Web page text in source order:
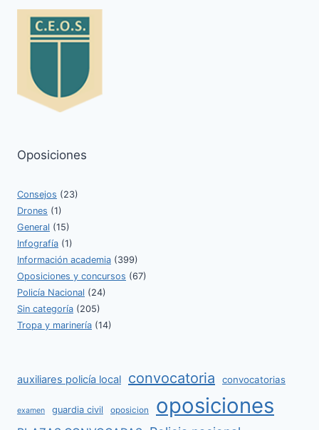
Oposiciones
Consejos (23)
Drones (1)
General (15)
Infografía (1)
Información academia (399)
Oposiciones y concursos (67)
Policía Nacional (24)
Sin categoría (205)
Tropa y marinería (14)
auxiliares policía local convocatoria convocatorias
examen guardia civil oposicion oposiciones